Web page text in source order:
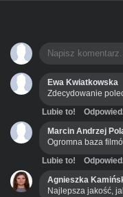
Ewa Kwiatkowska
Zdecydowanie
Lubie to!
Marcin Andrzej
Ogromna baza
Lubie to!
Agnieszka
Najlepsza jakość,